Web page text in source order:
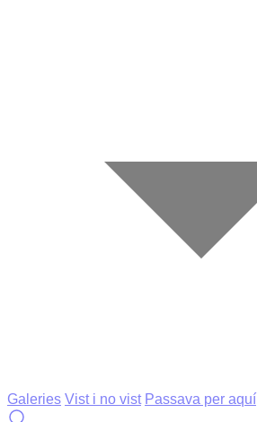
Galeries Vist i no vist Passava per aquí